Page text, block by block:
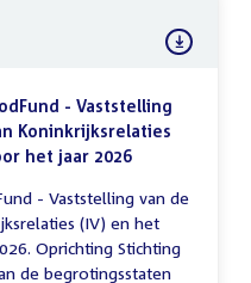
- Vaststelling
Koninkrijksrelaties
het jaar 2026
- Vaststelling van de
(IV) en het
Oprichting Stichting
de begrotingsstaten